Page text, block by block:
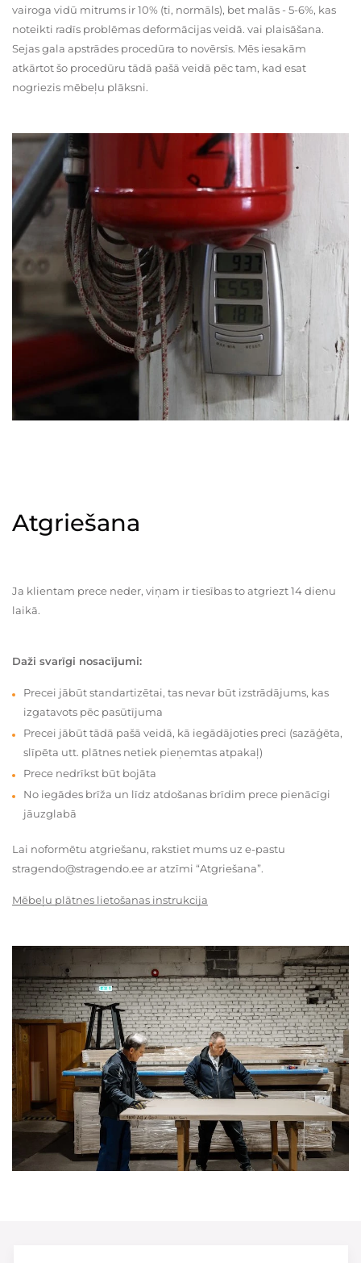
vairoga vidū mitrums ir 10% (ti, normāls), bet malās - 5-6%, kas
noteikti radīs problēmas deformācijas veidā. vai plaisāšana.
Sejas gala apstrādes procedūra to novērsīs. Mēs iesakām
atkārtot šo procedūru tādā pašā veidā pēc tam, kad esat
nogriezis mēbeļu plāksni.
Atgriešana
Ja klientam prece neder, viņam ir tiesības to atgriezt 14 dienu
laikā.
Daži svarīgi nosacījumi:
Precei jābūt standartizētai, tas nevar būt izstrādājums, kas
izgatavots pēc pasūtījuma
Precei jābūt tādā pašā veidā, kā iegādājoties preci (sazāģēta,
slīpēta utt. plātnes netiek pieņemtas atpakaļ)
Prece nedrīkst būt bojāta
No iegādes brīža un līdz atdošanas brīdim prece pienācīgi
jāuzglabā
Lai noformētu atgriešanu, rakstiet mums uz e-pastu
stragendo@stragendo.ee ar atzīmi “Atgriešana”.
Mēbeļu plātnes lietošanas instrukcija